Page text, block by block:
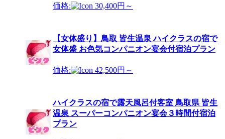
価格: 30,400円～
【女体盛り】鳥取 皆生温泉 ハイクラスの宿で
女体盛 お色気コンパニオン宴会付宿泊プラン
価格: 42,500円～
ハイクラスの宿で露天風呂付客室 鳥取県 皆生
温泉 スーパーコンパニオン宴会３時間付宿泊
プラン